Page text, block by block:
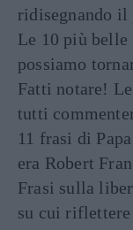
ridisegnando il
Le 10 più belle
possiamo
Fatti notare!
tutti
11 frasi di
era Robert
Frasi sulla
su cui riflettere